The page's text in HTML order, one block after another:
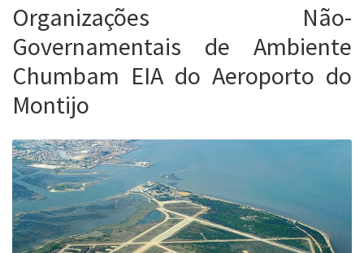
Organizações Não-
Governamentais de Ambiente
Chumbam EIA do Aeroporto do
Montijo